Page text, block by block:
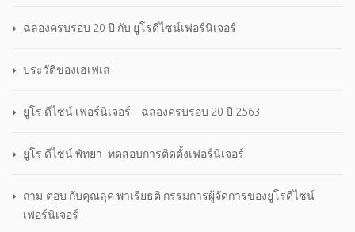
ฉลองครบรอบ 20 ปี กับ ยูโรดีไซน์เฟอร์นิเจอร์
ประวัติของเฮเฟเล่
ยูโร ดีไซน์ เฟอร์นิเจอร์ – ฉลองครบรอบ 20 ปี 2563
ยูโร ดีไซน์ พัทยา- ทดสอบการติดตั้งเฟอร์นิเจอร์
ถาม-ตอบ กับคุณลุค พาเรียธติ กรรมการผู้จัดการของยูโรดีไซน์
เฟอร์นิเจอร์